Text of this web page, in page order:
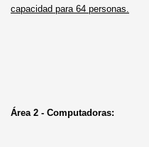
capacidad para 64 personas.
Área 2 - Computadoras: